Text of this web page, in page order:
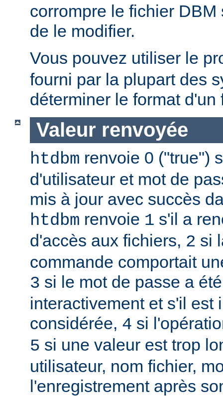
corrompre le fichier
de le modifier.
Vous pouvez utiliser le
fourni par la plupart des
déterminer le format d'un
Valeur renvoyée
htdbm renvoie 0 ("true")
d'utilisateur et mot de
mis à jour avec succès
htdbm renvoie 1 s'il a
d'accès aux fichiers, 2 si
commande comportait
3 si le mot de passe a
interactivement et s'il est
considérée, 4 si
5 si une valeur est trop
utilisateur, nom fichier,
l'enregistrement après